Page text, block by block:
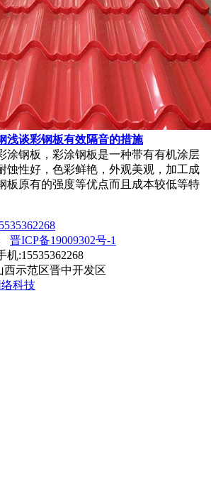
浅谈彩钢板有效隔音的措施
涂钢板，彩涂钢板是一种带有有机涂层
蚀性好，色彩鲜艳，外观美观，加工成
板原有的强度等优点而且成本较低等特
晋ICP备19009302号-1
机:15535362268
示范区晋中开发区
科技